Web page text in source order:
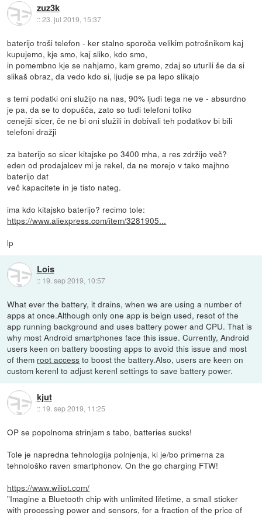
zuz3k
::23. jul 2019, 15:37
baterijo troši telefon - ker stalno sporoča velikim potrošnikom kaj
kupujemo, kje smo, kaj sliko, kdo smo,
in pomembno kje se nahjamo, kam gremo, zdaj so uturili še da si
slikaš obraz, da vedo kdo si, ljudje se pa lepo slikajo
s temi podatki oni služijo na nas, 90% ljudi tega ne ve - absurdno
je pa, da se to dopušča, zato so tudi telefoni toliko
cenejši sicer, če ne bi oni služili in dobivali teh podatkov bi bili
telefoni dražji
za baterijo so sicer kitajske po 3400 mha, a res zdržijo več?
eden od prodajalcev mi je rekel, da ne morejo v tako majhno
baterijo dat
več kapacitete in je tisto nateg.
ima kdo kitajsko baterijo? recimo tole:
https://www.aliexpress.com/item/3281905...
lp
Lois
:: 19. sep 2019, 10:57
What ever the battery, it drains, when we are using a number of
apps at once.Although only one app is beign used, resot of the
app running background and uses battery power and CPU. That is
why most Android smartphones face this issue. Currently, Android
users keen on battery boosting apps to avoid this issue and most
of them root access to boost the battery.Also, users are keen on
custom kerenl to adjust kerenl settings to save battery power.
kjut
:: 19. sep 2019, 11:25
OP se popolnoma strinjam s tabo, batteries sucks!
Tole je napredna tehnologija polnjenja, ki je/bo primerna za
tehnološko raven smartphonov. On the go charging FTW!
https://www.wiliot.com/
"Imagine a Bluetooth chip with unlimited lifetime, a small sticker
with processing power and sensors, for a fraction of the price of